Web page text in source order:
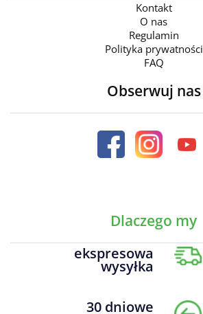
Kontakt
O nas
Regulamin
Polityka prywatności
FAQ
Obserwuj nas
Dlaczego my
ekspresowa
wysyłka
30 dniowe